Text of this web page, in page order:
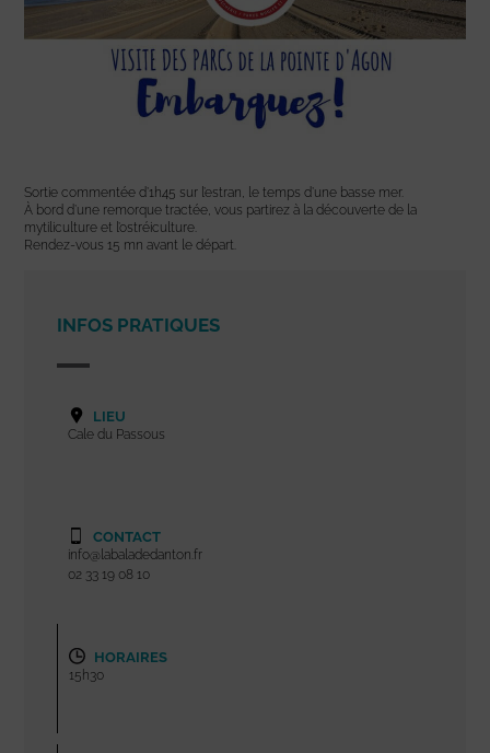
Sortie commentée d’1h45 sur l’estran, le temps d’une basse mer.
À bord d’une remorque tractée, vous partirez à la découverte de la
mytiliculture et l’ostréiculture.
Rendez-vous 15 mn avant le départ.
INFOS PRATIQUES
LIEU
Cale du Passous
CONTACT
info@labaladedanton.fr
02 33 19 08 10
HORAIRES
15h30